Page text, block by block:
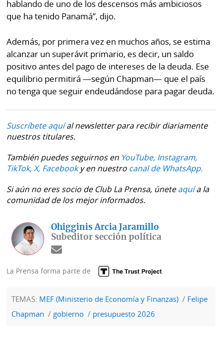
hablando de uno de los descensos más ambiciosos
que ha tenido Panamá”, dijo.
Además, por primera vez en muchos años, se estima
alcanzar un superávit primario, es decir, un saldo
positivo antes del pago de intereses de la deuda. Ese
equilibrio permitirá —según Chapman— que el país
no tenga que seguir endeudándose para pagar deuda.
Suscríbete aquíal newsletter para recibir diariamente
nuestros titulares.
También puedes seguirnos en YouTube, Instagram,
TikTok, X, Facebooky en nuestro canal de WhatsApp.
Si aún no eres socio de Club La Prensa, úneteaquía la
comunidad de los mejor informados.
Ohigginis Arcia Jaramillo
Subeditor sección política
La Prensa forma parte de
TEMAS: MEF (Ministerio de Economía y Finanzas)
Felipe
Chapman
gobierno presupuesto 2026